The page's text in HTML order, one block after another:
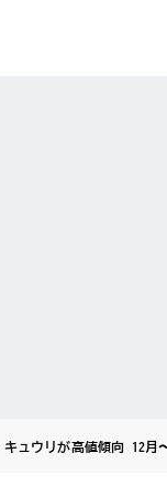
キュウリが高値傾向 12